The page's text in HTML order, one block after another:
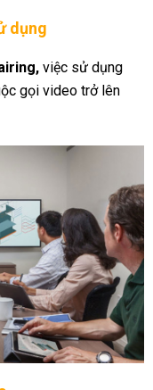
dụng
việc sử dụng
gọi video trở lên